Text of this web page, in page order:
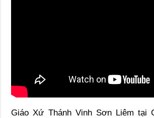
Giáo Xứ Thánh Vinh Sơn Liêm tại